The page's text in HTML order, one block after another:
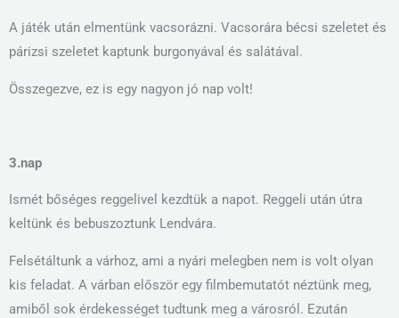
A játék után elmentünk vacsorázni. Vacsorára bécsi szeletet és
párizsi szeletet kaptunk burgonyával és salátával.
Összegezve, ez is egy nagyon jó nap volt!
3.nap
Ismét bőséges reggelivel kezdtük a napot. Reggeli után útra
keltünk és bebuszoztunk Lendvára.
Felsétáltunk a várhoz, ami a nyári melegben nem is volt olyan
kis feladat. A várban először egy filmbemutatót néztünk meg,
amiből sok érdekességet tudtunk meg a városról. Ezután